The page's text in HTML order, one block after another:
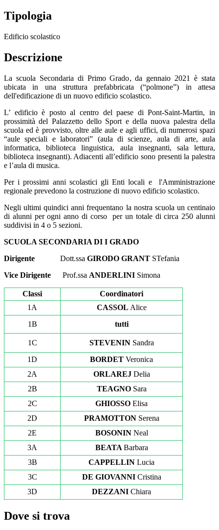
Tipologia
Edificio scolastico
Descrizione
La scuola Secondaria di Primo Grado, da gennaio 2021 è stata
ubicata in una struttura prefabbricata (“polmone”) in attesa
dell'edificazione di un nuovo edificio scolastico.
L’ edificio è posto al centro del paese di Pont-Saint-Martin, in
prossimità del Palazzetto dello Sport e della nuova palestra della
scuola ed è provvisto, oltre alle aule e agli uffici, di numerosi spazi
“aule speciali e laboratori” (aula di scienze, aula di arte, aula
informatica, biblioteca linguistica, aula insegnanti, sala lettura,
biblioteca insegnanti). Adiacenti all’edificio sono presenti la palestra
e l’aula di musica.
Per i prossimi anni scolastici gli Enti locali e
l'Amministrazione
regionale prevedono la costruzione di nuovo edificio scolastico.
Negli ultimi quindici anni frequentano la nostra scuola un centinaio
di alunni per ogni anno di corso
per un totale di circa 250 alunni
suddivisi in 4 o 5 sezioni.
SCUOLA SECONDARIA DI I GRADO
Dirigente Dott.ssa GIRODO GRANT STefania
Vice Dirigente
Prof.ssa ANDERLINI Simona
Classi
Coordinatori
1A
CASSOL Alice
1B
tutti
1C STEVENIN Sandra
1D
BORDET Veronica
2A
ORLAREJ Delia
2B
TEAGNO Sara
2C
GHIOSSO Elisa
2D
PRAMOTTON Serena
2E
BOSONIN Neal
3A
BEATA Barbara
3B
CAPPELLIN Lucia
3C
DE GIOVANNI Cristina
3D
DEZZANI Chiara
Dove si trova